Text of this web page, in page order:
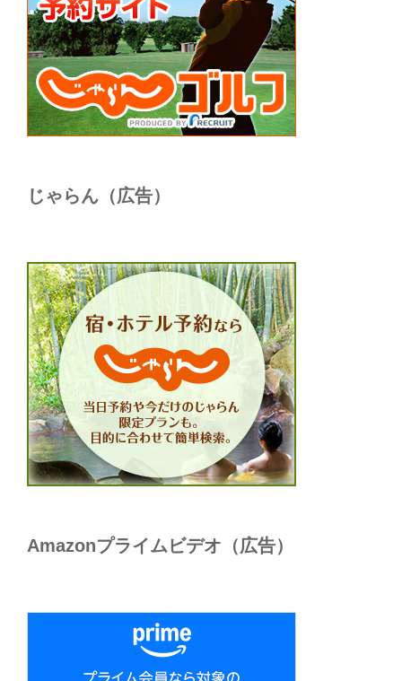
じゃらん（広告）
Amazonプライムビデオ（広告）